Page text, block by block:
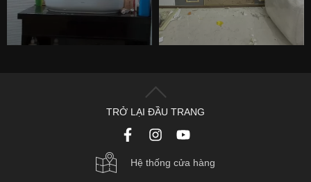
TRỞ LẠI ĐẦU TRANG
Hệ thống cửa hàng